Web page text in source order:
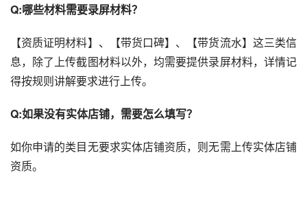
Q:哪些材料需要录屏材料？
【资质证明材料】、【带货口碑】、【带货流水】这三类信
息，除了上传截图材料以外，均需要提供录屏材料，详情记
得按规则讲解要求进行上传。
Q:如果没有实体店铺，需要怎么填写？
如你申请的类目无要求实体店铺资质，则无需上传实体店铺
资质。